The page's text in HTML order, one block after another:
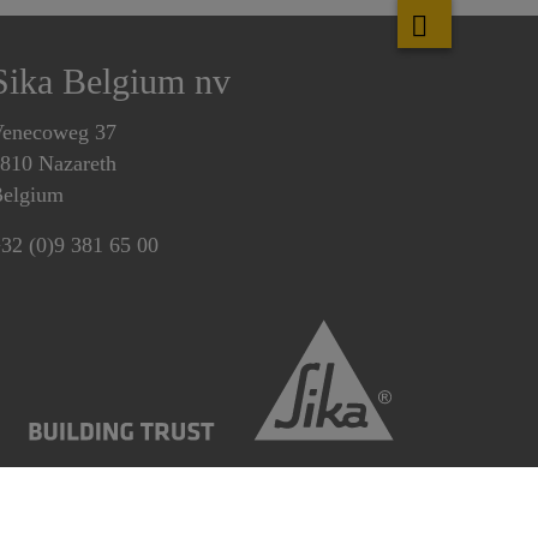
Belgium nv
37
Nazareth
(0)9 381 65 00